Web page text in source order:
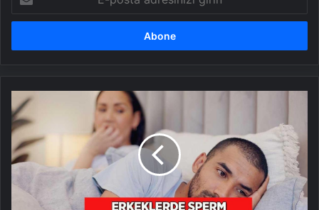
posta
adresinizi
Erkeklerde
sperm
sayısı
yüzde
50
Bu
öneriler